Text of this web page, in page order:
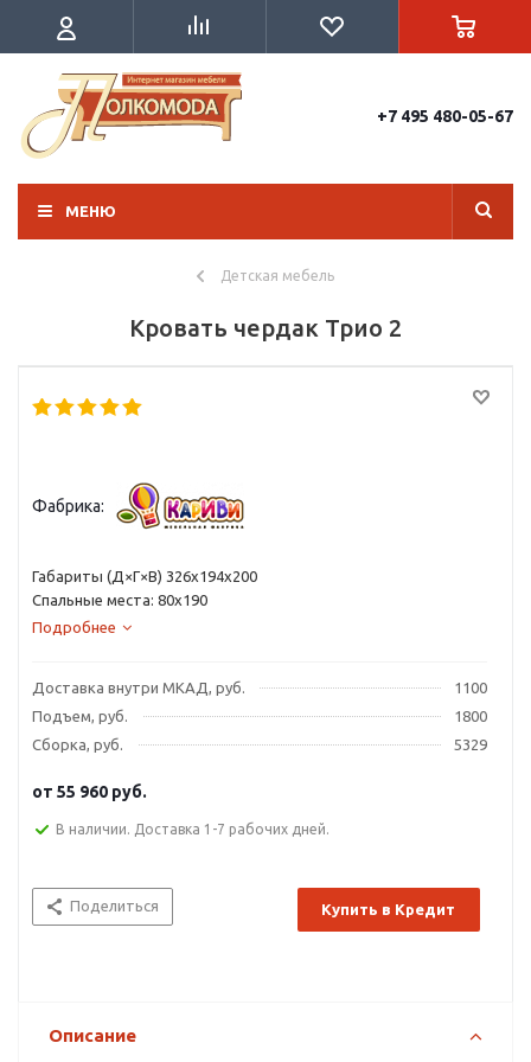
+7 495 480-05-67
МЕНЮ
Детская мебель
Кровать чердак Трио 2
Фабрика:
Габариты (Д×Г×В) 326х194х200
Спальные места: 80х190
Подробнее
Доставка внутри МКАД, руб.
1100
Подъем, руб.
1800
Сборка, руб.
5329
от 55 960 руб.
В наличии. Доставка 1-7 рабочих дней.
Поделиться Купить в Кредит
Описание